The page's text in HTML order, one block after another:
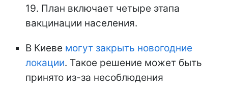
19. План включает четыре этапа
вакцинации населения.
В Киеве могут закрыть новогодние
локации. Такое решение может быть
принято из-за несоблюдения